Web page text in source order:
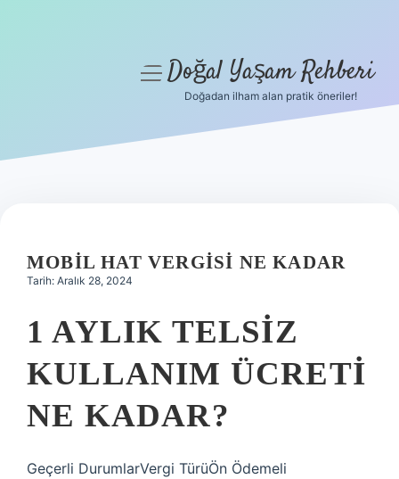
Hakkımızda
menüyüDoğal Yaşam Rehberi
Doğadan ilham alan pratik öneriler!
MOBIL HAT VERGISI NE KADAR
Tarih: Aralık 28, 2024
1 AYLIK TELSIZ
KULLANIM ÜCRETI
NE KADAR?
Geçerli DurumlarVergi TürüÖn Ödemeli